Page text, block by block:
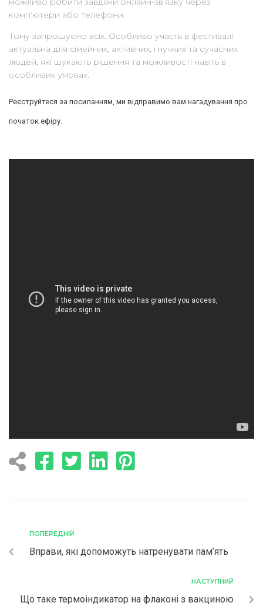
комп’ютери або телефони.
Тому запрошуємо всіх. Особливо участь в фестивалі
актуальна для сімейних, активних, гнучких та сучасних
людей, які шукають рішення та можливості навіть в
особливих умовах.
Реєструйтеся за посиланням, ми відправимо вам нагадування про
початок ефіру.
ПОПЕРЕДНІЙ
Вправи, які допоможуть натренувати пам’ять
НАСТУПНИЙ
Що таке термоіндикатор на флаконі з вакциною